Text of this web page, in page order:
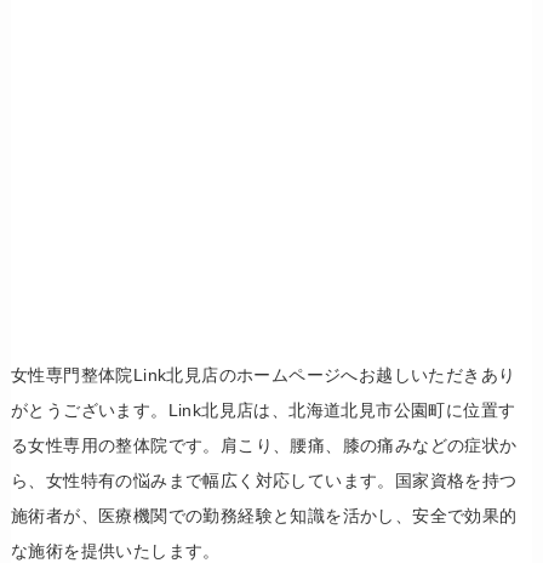
女性専門整体院Link北見店のホームページへお越しいただきあり
がとうございます。Link北見店は、北海道北見市公園町に位置す
る女性専用の整体院です。肩こり、腰痛、膝の痛みなどの症状か
ら、女性特有の悩みまで幅広く対応しています。国家資格を持つ
施術者が、医療機関での勤務経験と知識を活かし、安全で効果的
な施術を提供いたします。